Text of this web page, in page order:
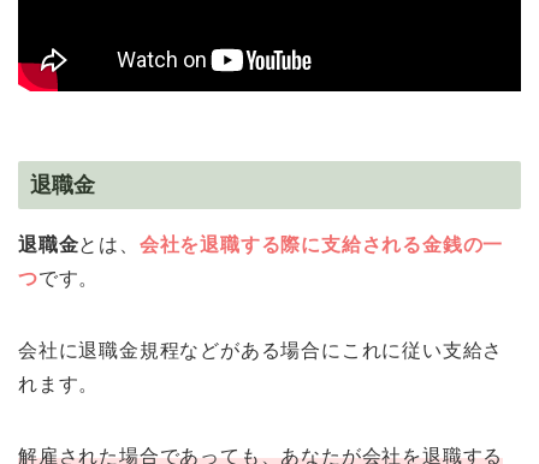
退職金
退職金とは、 会社を退職する際に支給される金銭の一
つです。
会社に退職金規程などがある場合にこれに従い支給さ
れます。
解雇された場合であっても、あなたが会社を退職する